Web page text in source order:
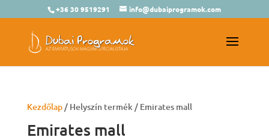
+36 30 9519291 info@dubaiprogramok.com
Kezdőlap/ Helyszín termék / Emirates mall
Emirates mall